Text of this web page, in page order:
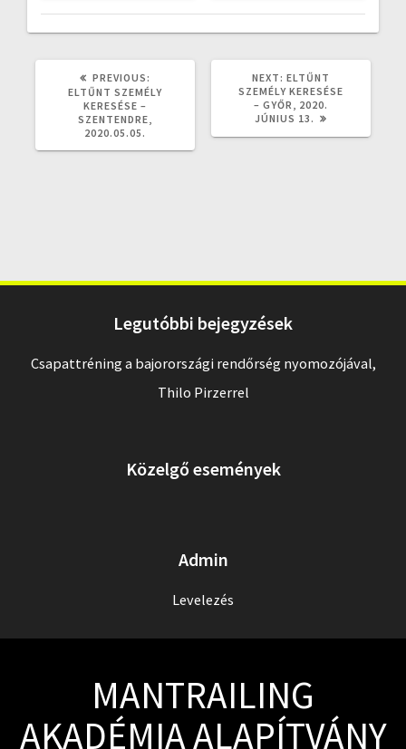
PREVIOUS:
POST:
ELTŰNT SZEMÉLY
KERESÉSE –
SZENTENDRE,
2020.05.05.
NEXT: NEXT
POST:
ELTŰNT
SZEMÉLY KERESÉSE
– GYŐR, 2020.
JÚNIUS 13.
Legutóbbi bejegyzések
Csapattréning a bajorországi rendőrség nyomozójával,
Thilo Pirzerrel
Közelgő események
Admin
Levelezés
MANTRAILING
AKADÉMIA ALAPÍTVÁNY